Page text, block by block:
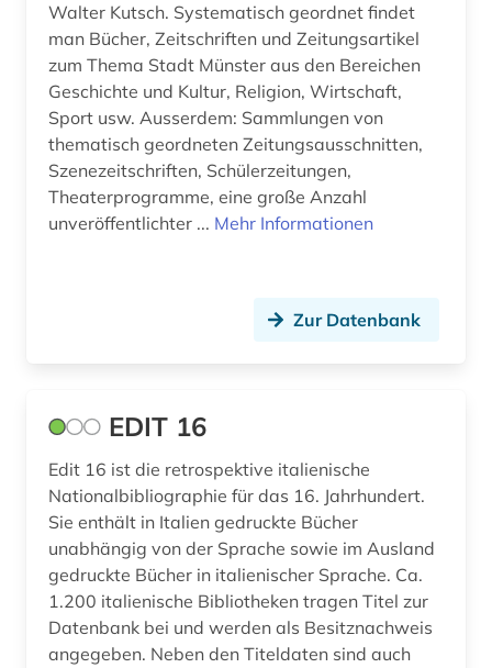
litauen (3)
literatur (8)
literaturen und kulturen (1)
literaturwissenschaft (13)
lituanistik (1)
län gävleborg (1)
län västerbotten (1)
län västernorrland (1)
län östergötland (1)
madrid (2)
maghreb (1)
Walter Kutsch. Systematisch geordnet findet
man Bücher, Zeitschriften und Zeitungsartikel
zum Thema Stadt Münster aus den Bereichen
Geschichte und Kultur, Religion, Wirtschaft,
Sport usw. Ausserdem: Sammlungen von
thematisch geordneten Zeitungsausschnitten,
Szenezeitschriften, Schülerzeitungen,
Theaterprogramme, eine große Anzahl
unveröffentlichter ... Mehr Informationen
Zur Datenbank
EDIT 16
Edit 16 ist die retrospektive italienische
Nationalbibliographie für das 16. Jahrhundert.
Sie enthält in Italien gedruckte Bücher
unabhängig von der Sprache sowie im Ausland
gedruckte Bücher in italienischer Sprache. Ca.
1.200 italienische Bibliotheken tragen Titel zur
Datenbank bei und werden als Besitznachweis
angegeben. Neben den Titeldaten sind auch